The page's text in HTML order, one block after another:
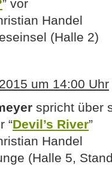
” vor
Handel
(Halle 2)
um 14:00 Uhr
spricht über
“Devil’s River”
Handel
(Halle 5,